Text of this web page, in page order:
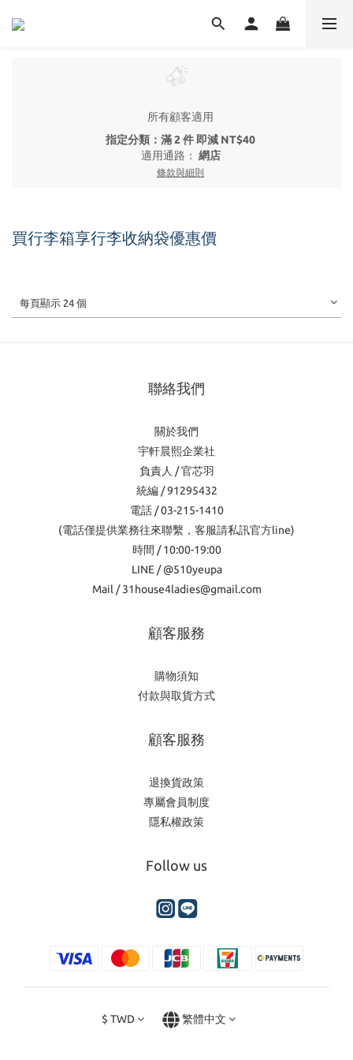
所有顧客適用
指定分類：滿 2 件 即減 NT$40
適用通路： 網店
條款與細則
買行李箱享行李收納袋優惠價
每頁顯示 24 個
聯絡我們
關於我們
宇軒晨熙企業社
負責人 / 官芯羽
統編 / 91295432
電話 / 03-215-1410
(電話僅提供業務往來聯繫，客服請私訊官方line)
時間 / 10:00-19:00
LINE / @510yeupa
Mail / 31house4ladies@gmail.com
顧客服務
購物須知
付款與取貨方式
顧客服務
退換貨政策
專屬會員制度
隱私權政策
Follow us
$ TWD 繁體中文